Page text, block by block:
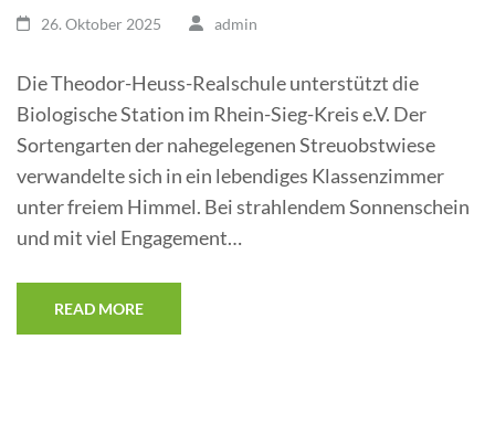
26. Oktober 2025 admin
Die Theodor-Heuss-Realschule unterstützt die
Biologische Station im Rhein-Sieg-Kreis e.V. Der
Sortengarten der nahegelegenen Streuobstwiese
verwandelte sich in ein lebendiges Klassenzimmer
unter freiem Himmel. Bei strahlendem Sonnenschein
und mit viel Engagement…
READ MORE